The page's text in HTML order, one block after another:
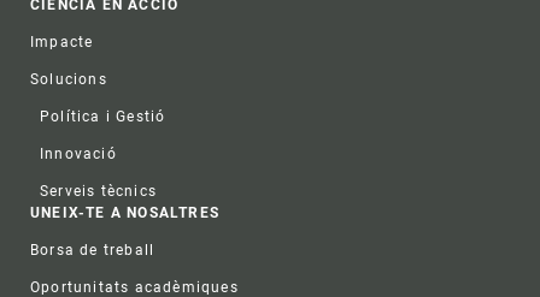
CIÈNCIA EN ACCIÓ
Impacte
Solucions
Política i Gestió
Innovació
Serveis tècnics
UNEIX-TE A NOSALTRES
Borsa de treball
Oportunitats acadèmiques